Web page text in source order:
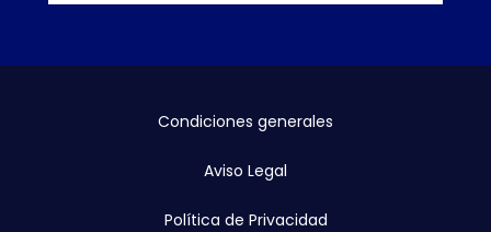
Condiciones generales
Aviso Legal
Política de Privacidad